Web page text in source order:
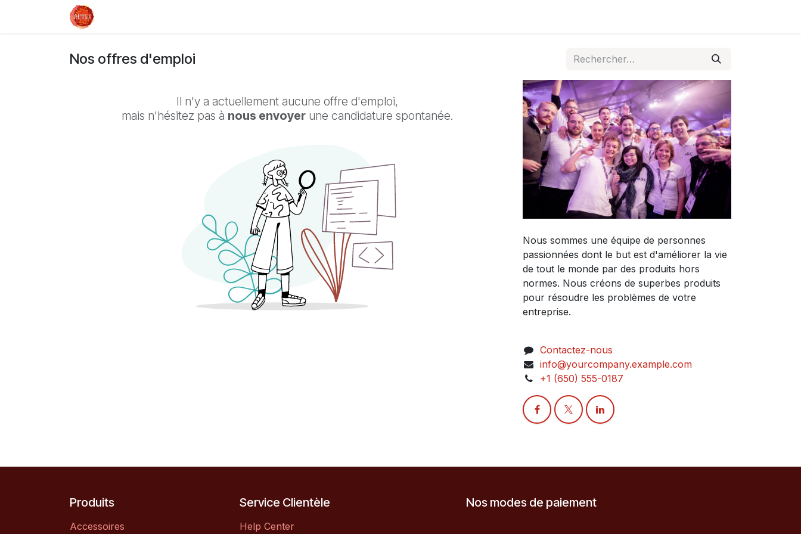
Se rendre au contenu
Nos offres d'emploi
Il n'y a actuellement aucune offre d'emploi,
mais n'hésitez pas à nous envoyerune candidature spontanée.
Nous sommes une équipe de personnes
passionnées dont le but est d'améliorer la vie
de tout le monde par des produits hors
normes. Nous créons de superbes produits
pour résoudre les problèmes de votre
entreprise.
Contactez-nous
info@yourcompany.example.com
+1 (650) 555-0187
Produits
Accessoires
Service Clientèle
Help Center
Nos modes de paiement